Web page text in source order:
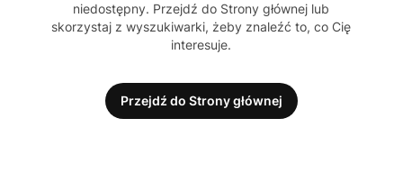
niedostępny. Przejdź do Strony głównej lub
skorzystaj z wyszukiwarki, żeby znaleźć to, co Cię
interesuje.
Przejdź do Strony głównej